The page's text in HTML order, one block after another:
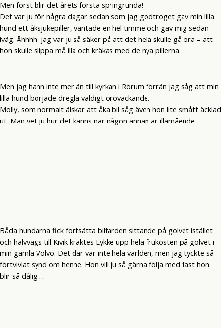
Men först blir det årets första springrunda!
Det var ju för några dagar sedan som jag godtroget gav min lilla
hund ett åksjukepiller, väntade en hel timme och gav mig sedan
iväg. Åhhhh jag var ju så säker på att det hela skulle gå bra – att
hon skulle slippa må illa och kräkas med de nya pillerna.
Men jag hann inte mer än till kyrkan i Rörum förrän jag såg att min
lilla hund började dregla väldigt oroväckande.
Molly, som normalt älskar att åka bil såg även hon lite smått äcklad
ut. Man vet ju hur det känns när någon annan är illamående.
Båda hundarna fick fortsätta bilfärden sittande på golvet istället
och halvvägs till Kivik kräktes Lykke upp hela frukosten på golvet i
min gamla Volvo. Det där var inte hela världen, men jag tyckte så
förtvivlat synd om henne. Hon vill ju så gärna följa med fast hon
blir så dålig …